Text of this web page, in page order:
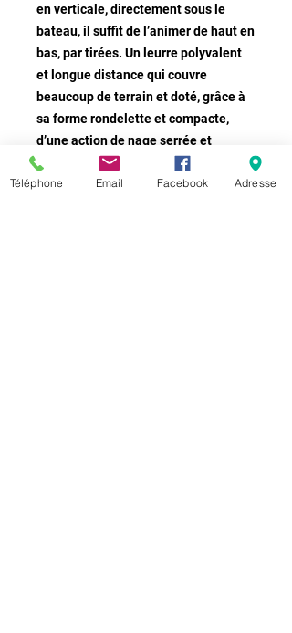
en verticale, directement sous le
bateau, il suffit de l’animer de haut en
bas, par tirées. Un leurre polyvalent
et longue distance qui couvre
beaucoup de terrain et doté, grâce à
sa forme rondelette et compacte,
d’une action de nage serrée et
erratique des plus folles.
Corps en tungstène
Téléphone Email Facebook Adresse